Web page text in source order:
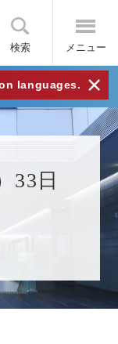
検索 メニュー
languages. ×
33日